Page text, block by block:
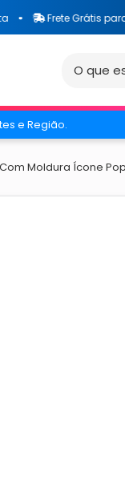
Frete Grátis para todo
e Região.
Moldura Ícone Pop